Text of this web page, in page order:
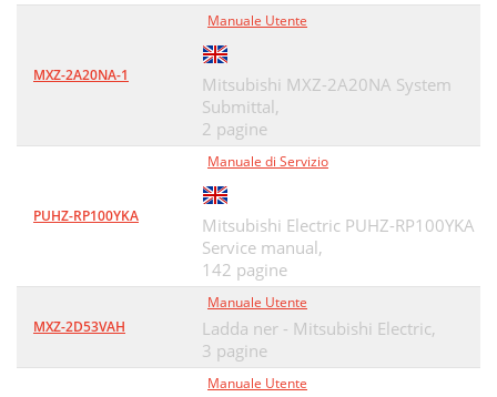
MXZ-2A20NA-1
Manuale Utente
Mitsubishi MXZ-2A20NA System
Submittal,
2 pagine
PUHZ-RP100YKA
Manuale di Servizio
Mitsubishi Electric PUHZ-RP100YKA
Service manual,
142 pagine
MXZ-2D53VAH
Manuale Utente
Ladda ner - Mitsubishi Electric,
3 pagine
Manuale Utente